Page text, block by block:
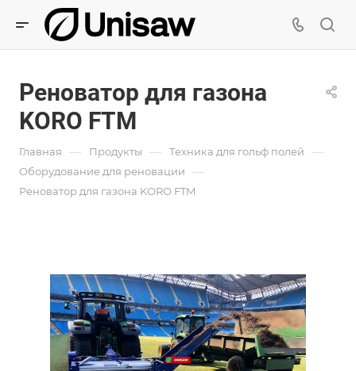
Реноватор для газона
KORO FTM
Главная — Продукты — Техника для гольф полей —
Оборудование для реновации —
Реноватор для газона KORO FTM